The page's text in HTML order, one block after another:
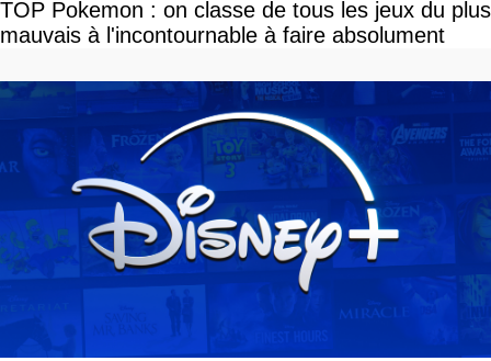
TOP Pokemon : on classe de tous les jeux du plus
mauvais à l'incontournable à faire absolument